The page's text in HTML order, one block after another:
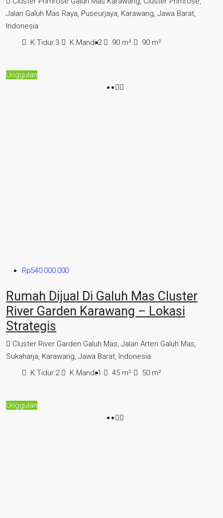
Jalan Galuh Mas Raya, Puseurjaya, Karawang, Jawa Barat,
Indonesia
K.Tidur:3 K.Mandi:2 90 m² 90 m²
Unggulan
Rp540.000.000
Rumah Dijual Di Galuh Mas Cluster
River Garden Karawang – Lokasi
Strategis
Cluster River Garden Galuh Mas, Jalan Arteri Galuh Mas,
Sukaharja, Karawang, Jawa Barat, Indonesia
K.Tidur:2 K.Mandi:1 45 m² 50 m²
Unggulan